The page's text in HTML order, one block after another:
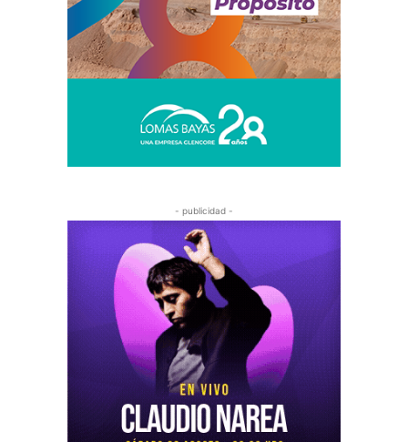
- publicidad -